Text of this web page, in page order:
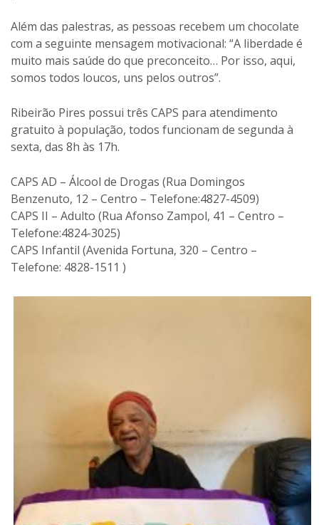
Além das palestras, as pessoas recebem um chocolate
com a seguinte mensagem motivacional: “A liberdade é
muito mais saúde do que preconceito… Por isso, aqui,
somos todos loucos, uns pelos outros”.
Ribeirão Pires possui três CAPS para atendimento
gratuito à população, todos funcionam de segunda à
sexta, das 8h às 17h.
CAPS AD – Álcool de Drogas (Rua Domingos
Benzenuto, 12 – Centro – Telefone:4827-4509)
CAPS II – Adulto (Rua Afonso Zampol, 41 – Centro –
Telefone:4824-3025)
CAPS Infantil (Avenida Fortuna, 320 – Centro –
Telefone: 4828-1511 )